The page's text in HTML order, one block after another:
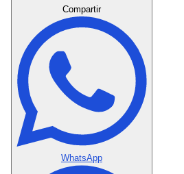
Compartir
WhatsApp